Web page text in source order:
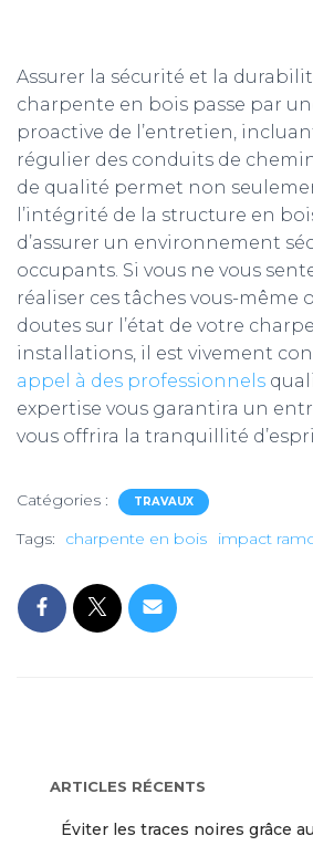
Assurer la sécurité et la
charpente en bois passe par
proactive de l’entretien,
régulier des conduits de
de qualité permet non
l’intégrité de la structure en
d’assurer un environnement
occupants. Si vous ne vous
réaliser ces tâches vous-même
doutes sur l’état de votre
installations, il est vivement
appel à des professionnels
expertise vous garantira un
vous offrira la tranquillité
Catégories : TRAVAUX
Tags: charpente en bois impact
ARTICLES RÉCENTS
Éviter les traces noires grâce